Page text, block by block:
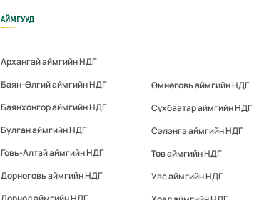
АЙМГУУД
Архангай аймгийн НДГ
Баян-Өлгий аймгийн НДГ
Баянхонгор аймгийн НДГ
Булган аймгийн НДГ
Говь-Алтай аймгийн НДГ
Дорноговь аймгийн НДГ
Өмнөговь аймгийн НДГ
Сүхбаатар аймгийн НДГ
Сэлэнгэ аймгийн НДГ
Төв аймгийн НДГ
Увс аймгийн НДГ